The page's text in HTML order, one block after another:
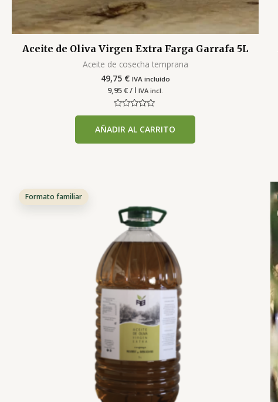
Aceite de Oliva Virgen Extra Farga Garrafa 5L
Aceite de cosecha temprana
49,75 € IVA incluído
9,95€/ lIVA incl.
Valorado
0
5
AÑADIR AL CARRITO
Formato familiar